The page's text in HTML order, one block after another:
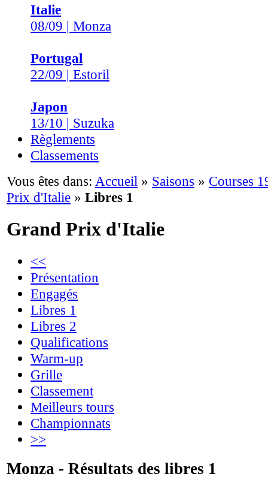
Italie
08/09 | Monza
Portugal
22/09 | Estoril
Japon
13/10 | Suzuka
Règlements
Classements
Vous êtes dans: Accueil » Saisons » Courses
Prix d'Italie » Libres 1
Grand Prix d'Italie
<<
Présentation
Engagés
Libres 1
Libres 2
Qualifications
Warm-up
Grille
Classement
Meilleurs tours
Championnats
>>
Monza - Résultats des libres 1